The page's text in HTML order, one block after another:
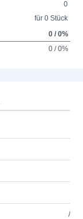
0
für 0 Stück
0 / 0%
0 / 0%
/